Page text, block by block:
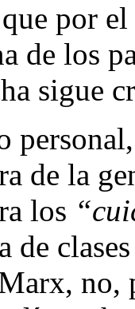
por
de los
sigue
de la
los
de
no,